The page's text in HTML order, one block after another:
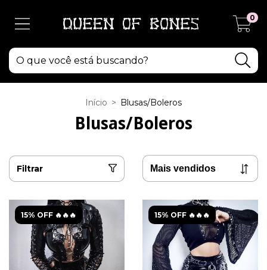
0
Início > Blusas/Boleros
Blusas/Boleros
Filtrar
15% OFF 🔥🔥🔥 15% OFF 🔥🔥🔥